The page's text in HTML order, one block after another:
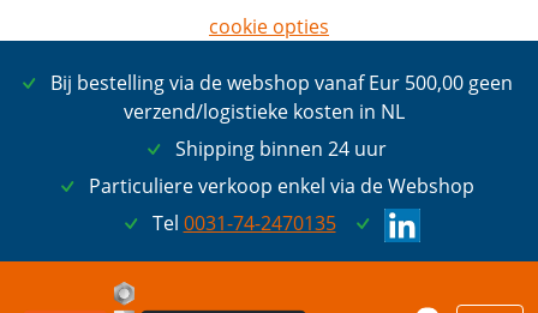
Bij bestelling via de webshop vanaf Eur 500,00 geen
verzend/logistieke kosten in NL
Shipping binnen 24 uur
Particuliere verkoop enkel via de Webshop
Tel 0031-74-2470135
cookie opties
ik ga akkoord met cookies